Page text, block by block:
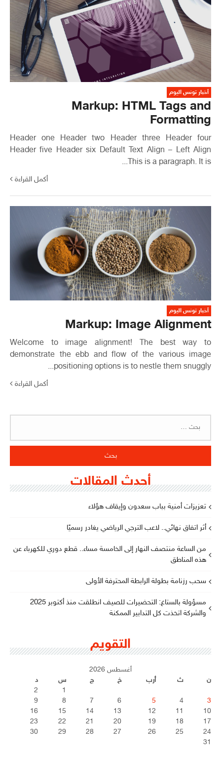
أخبار تونس اليوم
Markup: HTML Tags and
Formatting
Header one Header two Header three Header four
Header five Header six Default Text Align – Left Align
This is a paragraph. It is...
أكمل القراءة
أخبار تونس اليوم
Markup: Image Alignment
Welcome to image alignment! The best way to
demonstrate the ebb and flow of the various image
positioning options is to nestle them snuggly...
أكمل القراءة
أحدث المقالات
تعزيزات أمنية بباب سعدون وإيقاف هؤلاء
أثر اتفاق نهائي.. لاعب الترجي الرياضي يغادر رسميًا
من الساعة منتصف النهار إلى الخامسة مساء.. قطع دوري للكهرباء عن
هذه المناطق
سحب رزنامة بطولة الرابطة المحترفة الأولى
مسؤولة بالستاغ: التحضيرات للصيف انطلقت منذ أكتوبر 2025
والشركة اتخذت كل التدابير الممكنة
التقويم
أغسطس 2026
ن
ث أرب خ ج س
د
1
2
3
4
5
6
7
8
9
10
11
12
13
14
15
16
17
18
19
20
21
22
23
24
25
26
27
28
29
30
31